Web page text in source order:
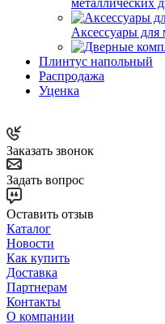
Аксессуары для
Плинтус напольный
Распродажа
Уценка
Заказать звонок
Задать вопрос
Оставить отзыв
Каталог
Новости
Как купить
Доставка
Партнерам
Контакты
О компании